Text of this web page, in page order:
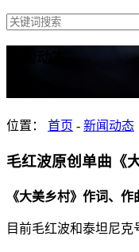
新闻动态
位置： 首页 - 新闻动态
毛红波原创单曲《
《大美乡村》作词、
目前毛红波和泰坦尼克